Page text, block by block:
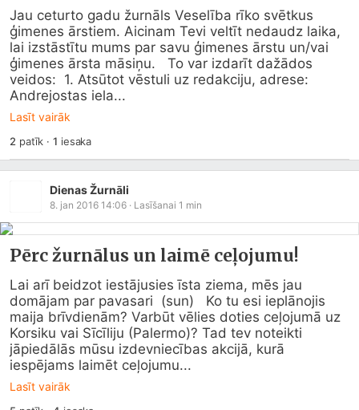
Jau ceturto gadu žurnāls Veselība rīko svētkus
ģimenes ārstiem. Aicinam Tevi veltīt nedaudz laika,
lai izstāstītu mums par savu ģimenes ārstu un/vai
ģimenes ārsta māsiņu.   To var izdarīt dažādos
veidos:  1. Atsūtot vēstuli uz redakciju, adrese:
Andrejostas iela...
Lasīt vairāk
2 patīk ·1 iesaka
Dienas Žurnāli
8. jan 2016 14:06 · Lasīšanai 1 min
Pērc žurnālus un laimē ceļojumu!
Lai arī beidzot iestājusies īsta ziema, mēs jau
domājam par pavasari  (sun)   Ko tu esi ieplānojis
maija brīvdienām? Varbūt vēlies doties ceļojumā uz
Korsiku vai Sīcīliju (Palermo)? Tad tev noteikti
jāpiedālās mūsu izdevniecības akcijā, kurā
iespējams laimēt ceļojumu...
Lasīt vairāk